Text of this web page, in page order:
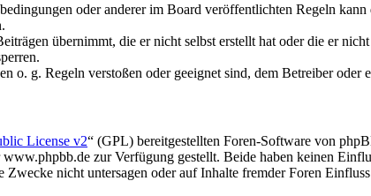
oder anderer im Board veröffentlichten Regeln
übernimmt, die er nicht selbst erstellt hat oder die er
o. g. Regeln verstoßen oder geeignet sind, dem Betreiber oder
License v2“ (GPL) bereitgestellten Foren-Software von
zur Verfügung gestellt. Beide haben keinen
nicht untersagen oder auf Inhalte fremder Foren